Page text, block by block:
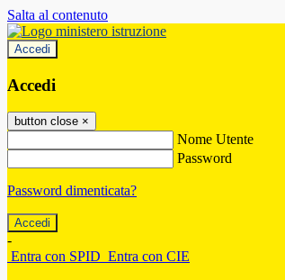
Salta al contenuto
Accedi
Accedi
button close ×
Nome Utente
Password
Password dimenticata?
-
Entra con SPID Entra con CIE